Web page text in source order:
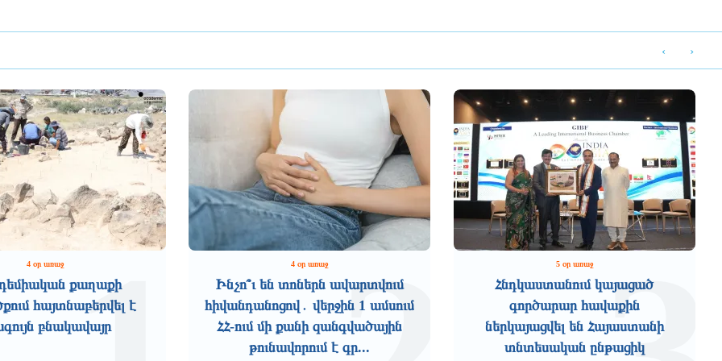
4 օր առաջ
քաղաքի
հայտնաբերվել է
բնակավայր
4 օր առաջ
Ինչո՞ւ են տոներն ավարտվում
հիվանդանոցով․ վերջին 1 ամսում
ՀՀ-ում մի քանի զանգվածային
թունավորում է գր...
5 օր առաջ
Հնդկաստանում կայացած
գործարար հավաքին
ներկայացվել են Հայաստանի
տնտեսական ընթացիկ
‹ ›